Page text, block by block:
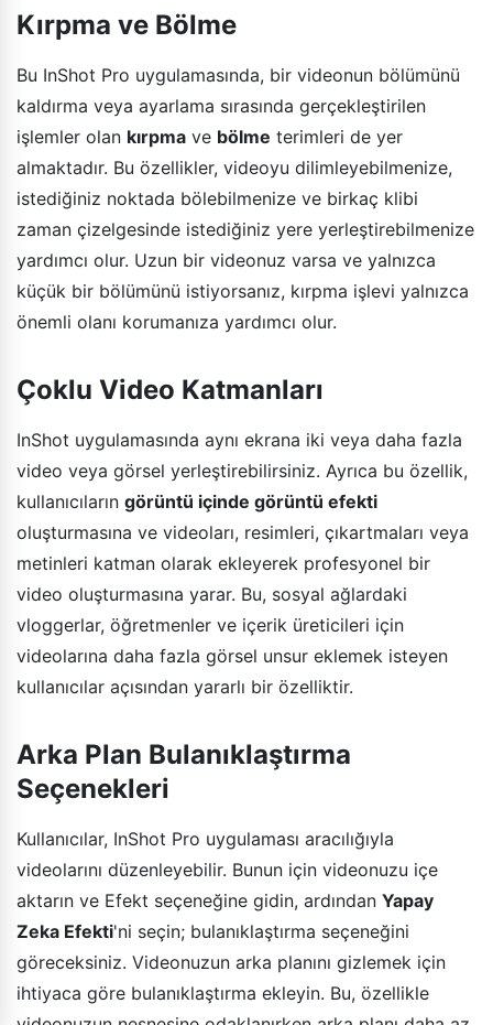
Kırpma ve Bölme
Bu InShot Pro uygulamasında, bir videonun bölümünü
kaldırma veya ayarlama sırasında gerçekleştirilen
işlemler olan kırpma ve bölme terimleri de yer
almaktadır. Bu özellikler, videoyu dilimleyebilmenize,
istediğiniz noktada bölebilmenize ve birkaç klibi
zaman çizelgesinde istediğiniz yere yerleştirebilmenize
yardımcı olur. Uzun bir videonuz varsa ve yalnızca
küçük bir bölümünü istiyorsanız, kırpma işlevi yalnızca
önemli olanı korumanıza yardımcı olur.
Çoklu Video Katmanları
InShot uygulamasında aynı ekrana iki veya daha fazla
video veya görsel yerleştirebilirsiniz. Ayrıca bu özellik,
kullanıcıların görüntü içinde görüntü efekti
oluşturmasına ve videoları, resimleri, çıkartmaları veya
metinleri katman olarak ekleyerek profesyonel bir
video oluşturmasına yarar. Bu, sosyal ağlardaki
vloggerlar, öğretmenler ve içerik üreticileri için
videolarına daha fazla görsel unsur eklemek isteyen
kullanıcılar açısından yararlı bir özelliktir.
Arka Plan Bulanıklaştırma
Seçenekleri
Kullanıcılar, InShot Pro uygulaması aracılığıyla
videolarını düzenleyebilir. Bunun için videonuzu içe
aktarın ve Efekt seçeneğine gidin, ardından Yapay
Zeka Efekti'ni seçin; bulanıklaştırma seçeneğini
göreceksiniz. Videonuzun arka planını gizlemek için
ihtiyaca göre bulanıklaştırma ekleyin. Bu, özellikle